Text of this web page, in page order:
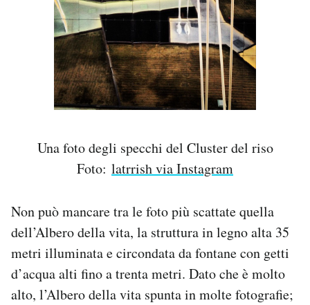
Una foto degli specchi del Cluster del riso
Foto: latrrish via Instagram
Non può mancare tra le foto più scattate quella
dell’Albero della vita, la struttura in legno alta 35
metri illuminata e circondata da fontane con getti
d’acqua alti fino a trenta metri. Dato che è molto
alto, l’Albero della vita spunta in molte fotografie;